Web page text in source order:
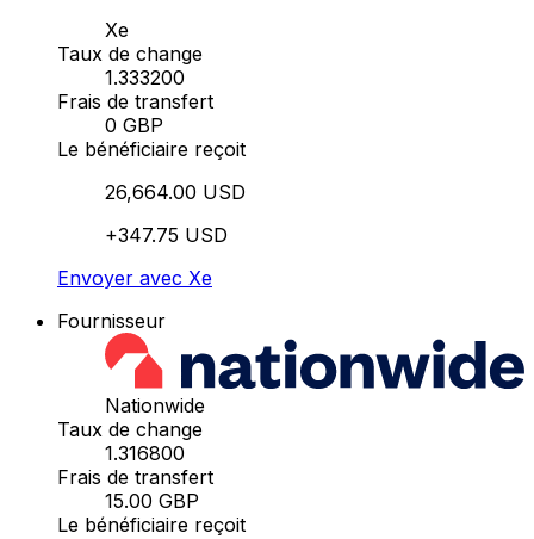
Xe
Taux de change
1.333200
Frais de transfert
0 GBP
Le bénéficiaire reçoit
26,664.00 USD
+347.75 USD
Envoyer avec Xe
Fournisseur
Nationwide
Taux de change
1.316800
Frais de transfert
15.00 GBP
Le bénéficiaire reçoit